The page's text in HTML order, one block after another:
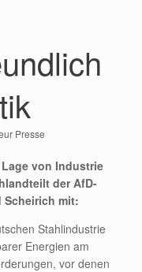
Presse
von Industrie
der AfD-
Scheirich mit:
Stahlindustrie
Energien am
vor denen